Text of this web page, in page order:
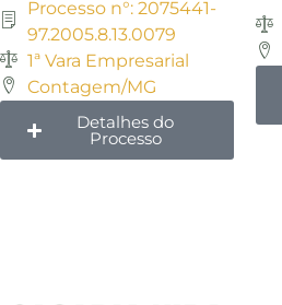
Processo n°: 2075441-
97.2005.8.13.0079
1ª Vara Empresarial
Contagem/MG
Detalhes do
Processo